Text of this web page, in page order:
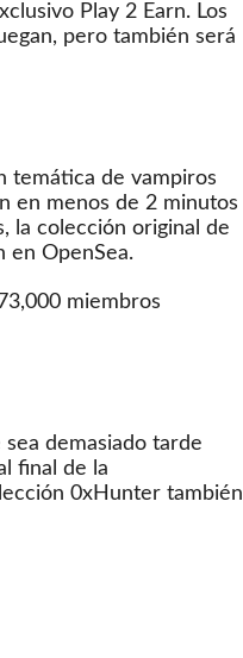
Play 2 Earn. Los
pero también será
temática de vampiros
en menos de 2 minutos
la colección original de
en OpenSea.
miembros
demasiado tarde
final de la
0xHunter también